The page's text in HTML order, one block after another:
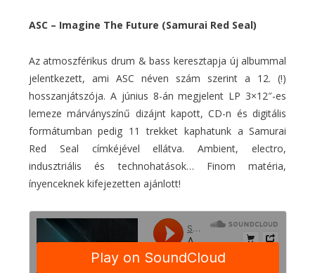
ASC – Imagine The Future (Samurai Red Seal)
Az atmoszférikus drum & bass keresztapja új albummal
jelentkezett, ami ASC néven szám szerint a 12. (!)
hosszanjátszója. A június 8-án megjelent LP 3×12″-es
lemeze márványszínű dizájnt kapott, CD-n és digitális
formátumban pedig 11 trekket kaphatunk a Samurai
Red Seal címkéjével ellátva. Ambient, electro,
indusztriális és technohatások… Finom matéria,
ínyenceknek kifejezetten ajánlott!